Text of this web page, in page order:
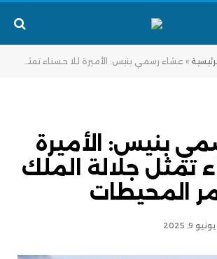
الرئيسية » عشاء رسمي بنيس: الأميرة للا حسناء تمثل جلالة الملك في مؤتمر المحيطات
بنيس: الأميرة
تمثل جلالة الملك
المحيطات
يونيو 9, 2025